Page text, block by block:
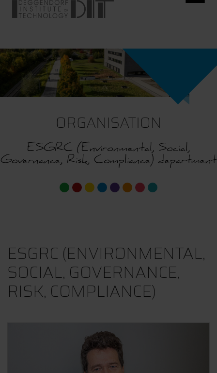
ORGANISATION
ESGRC (Environmental, Social,
Governance, Risk, Compliance) department
ESGRC (ENVIRONMENTAL,
SOCIAL, GOVERNANCE,
RISK, COMPLIANCE)